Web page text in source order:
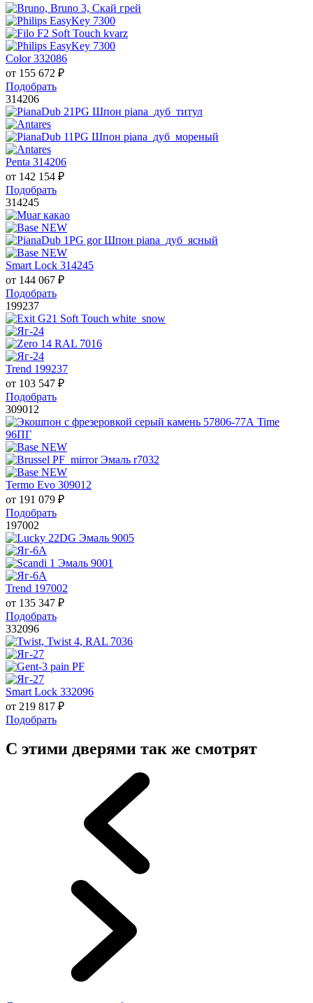
Color 332086
от 155 672 ₽
Подобрать
314206
Penta 314206
от 142 154 ₽
Подобрать
314245
Smart Lock 314245
от 144 067 ₽
Подобрать
199237
Trend 199237
от 103 547 ₽
Подобрать
309012
Termo Evo 309012
от 191 079 ₽
Подобрать
197002
Trend 197002
от 135 347 ₽
Подобрать
332096
Smart Lock 332096
от 219 817 ₽
Подобрать
С этими дверями так же смотрят